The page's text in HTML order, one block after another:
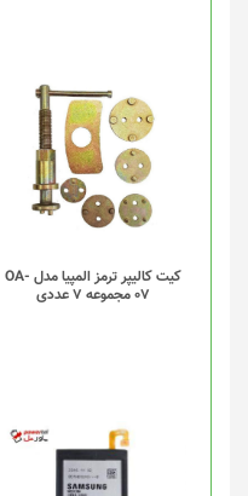
انتخاب
شوند
کیت کالیپر ترمز المپیا مدل OA-
07 مجموعه 7 عددی